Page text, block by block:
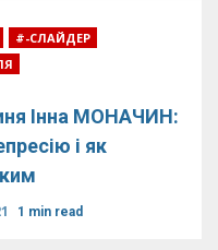
#-СЛАЙДЕР
Інна МОНАЧИН:
і як
1 min read